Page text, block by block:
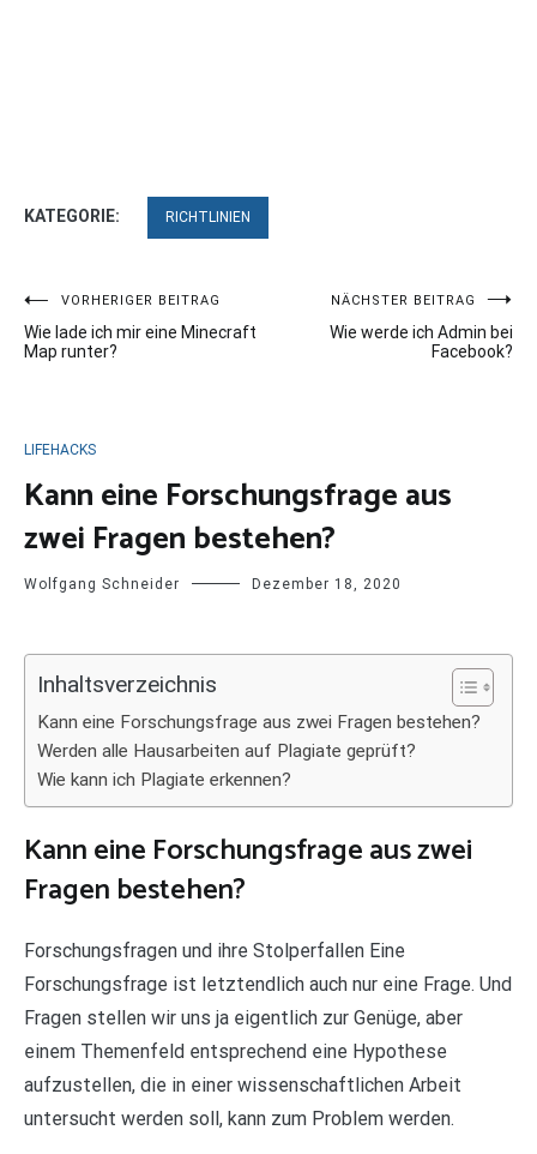
KATEGORIE: RICHTLINIEN
Beitragsnavigation
VORHERIGER BEITRAG
Wie lade ich mir eine Minecraft
Map runter?
NÄCHSTER BEITRAG
Wie werde ich Admin bei
Facebook?
LIFEHACKS
Kann eine Forschungsfrage aus
zwei Fragen bestehen?
Wolfgang Schneider Dezember 18, 2020
Inhaltsverzeichnis
Kann eine Forschungsfrage aus zwei Fragen bestehen?
Werden alle Hausarbeiten auf Plagiate geprüft?
Wie kann ich Plagiate erkennen?
Kann eine Forschungsfrage aus zwei
Fragen bestehen?
Forschungsfragen und ihre Stolperfallen Eine
Forschungsfrage ist letztendlich auch nur eine Frage. Und
Fragen stellen wir uns ja eigentlich zur Genüge, aber
einem Themenfeld entsprechend eine Hypothese
aufzustellen, die in einer wissenschaftlichen Arbeit
untersucht werden soll, kann zum Problem werden.